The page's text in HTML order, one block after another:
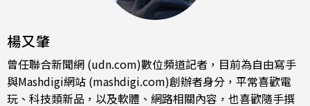
楊又肇
曾任聯合新聞網 (udn.com)數位頻道記者，目前為自由寫手
與Mashdigi網站 (mashdigi.com)創辦者身分，平常喜歡電
玩、科技類新品，以及軟體、網路相關內容，也喜歡隨手撰